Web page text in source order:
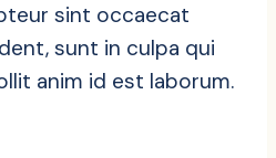
sint occaecat
sunt in culpa qui
anim id est laborum.